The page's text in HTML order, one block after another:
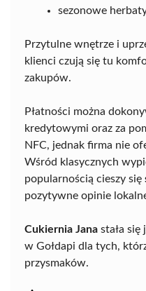
sezonowe
Przytulne wnętrze i
klienci czują się tu
zakupów.
Płatności można
kredytowymi oraz za
NFC, jednak firma nie
Wśród klasycznych
popularnością cieszy się
pozytywne opinie
Cukiernia Jana stała
w Gołdapi dla tych,
przysmaków.